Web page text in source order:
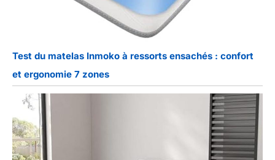
Test du matelas Inmoko à ressorts ensachés : confort
et ergonomie 7 zones